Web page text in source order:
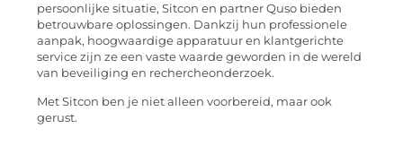
persoonlijke situatie, Sitcon en partner Quso bieden
betrouwbare oplossingen. Dankzij hun professionele
aanpak, hoogwaardige apparatuur en klantgerichte
service zijn ze een vaste waarde geworden in de wereld
van beveiliging en rechercheonderzoek.
Met Sitcon ben je niet alleen voorbereid, maar ook
gerust.